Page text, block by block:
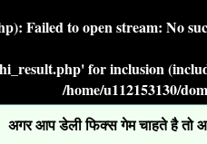
Failed to open stream: No
for inclusion
/home/u112153130/
अगर आप डेली फिक्स गेम चाहते है तो